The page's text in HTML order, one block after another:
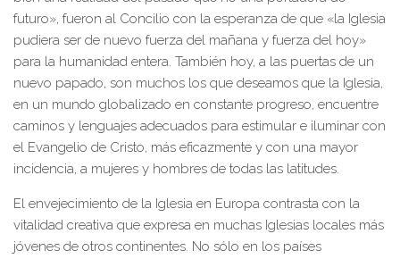
futuro», fueron al Concilio con la esperanza de que «la Iglesia
pudiera ser de nuevo fuerza del mañana y fuerza del hoy»
para la humanidad entera. También hoy, a las puertas de un
nuevo papado, son muchos los que deseamos que la Iglesia,
en un mundo globalizado en constante progreso, encuentre
caminos y lenguajes adecuados para estimular e iluminar con
el Evangelio de Cristo, más eficazmente y con una mayor
incidencia, a mujeres y hombres de todas las latitudes.
El envejecimiento de la Iglesia en Europa contrasta con la
vitalidad creativa que expresa en muchas Iglesias locales más
jóvenes de otros continentes. No sólo en los países